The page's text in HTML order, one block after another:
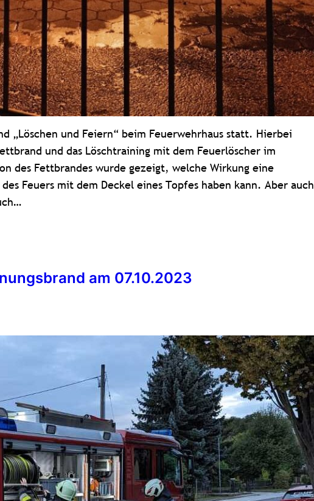
„Löschen und Feiern“ beim Feuerwehrhaus statt. Hierbei
und das Löschtraining mit dem Feuerlöscher im
des Fettbrandes wurde gezeigt, welche Wirkung eine
Feuers mit dem Deckel eines Topfes haben kann. Aber auch
am 07.10.2023